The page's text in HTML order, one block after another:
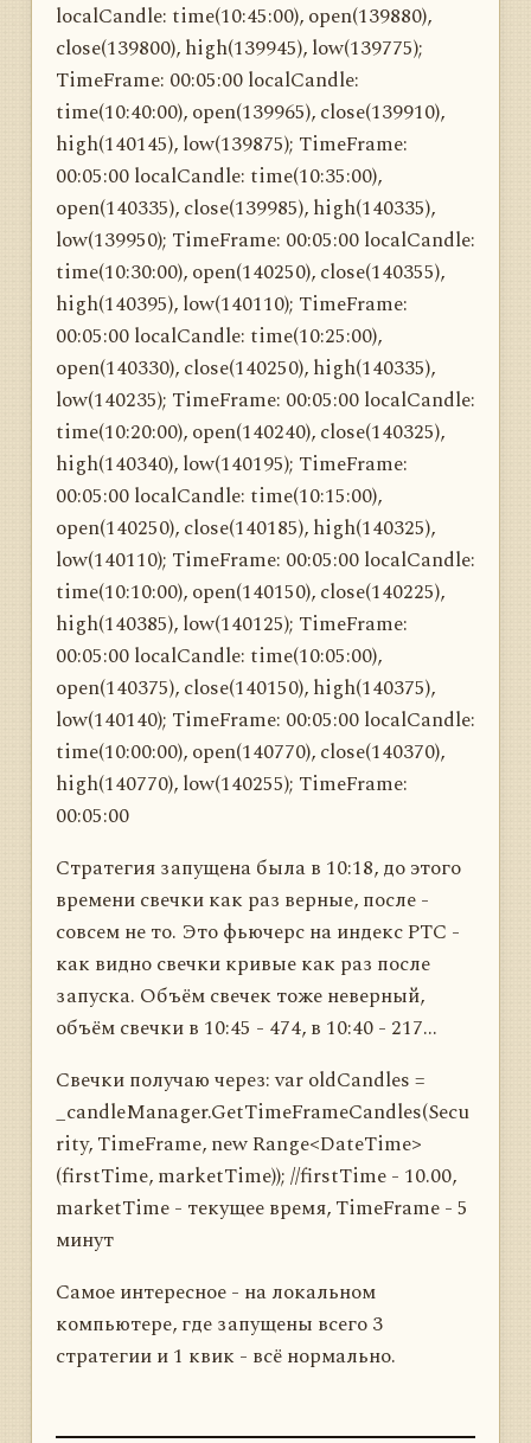
localCandle: time(10:45:00), open(139880),
close(139800), high(139945), low(139775);
TimeFrame: 00:05:00 localCandle:
time(10:40:00), open(139965), close(139910),
high(140145), low(139875); TimeFrame:
00:05:00 localCandle: time(10:35:00),
open(140335), close(139985), high(140335),
low(139950); TimeFrame: 00:05:00 localCandle:
time(10:30:00), open(140250), close(140355),
high(140395), low(140110); TimeFrame:
00:05:00 localCandle: time(10:25:00),
open(140330), close(140250), high(140335),
low(140235); TimeFrame: 00:05:00 localCandle:
time(10:20:00), open(140240), close(140325),
high(140340), low(140195); TimeFrame:
00:05:00 localCandle: time(10:15:00),
open(140250), close(140185), high(140325),
low(140110); TimeFrame: 00:05:00 localCandle:
time(10:10:00), open(140150), close(140225),
high(140385), low(140125); TimeFrame:
00:05:00 localCandle: time(10:05:00),
open(140375), close(140150), high(140375),
low(140140); TimeFrame: 00:05:00 localCandle:
time(10:00:00), open(140770), close(140370),
high(140770), low(140255); TimeFrame:
00:05:00
Стратегия запущена была в 10:18, до этого
времени свечки как раз верные, после -
совсем не то. Это фьючерс на индекс РТС -
как видно свечки кривые как раз после
запуска. Объём свечек тоже неверный,
объём свечки в 10:45 - 474, в 10:40 - 217...
Свечки получаю через: var oldCandles =
_candleManager.GetTimeFrameCandles(Secu
rity, TimeFrame, new Range<DateTime>
(firstTime, marketTime)); //firstTime - 10.00,
marketTime - текущее время, TimeFrame - 5
минут
Самое интересное - на локальном
компьютере, где запущены всего 3
стратегии и 1 квик - всё нормально.